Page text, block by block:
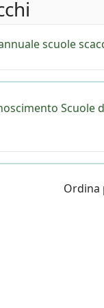
scuole
Scuole
Ordina